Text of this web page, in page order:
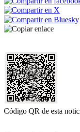
Código QR de esta